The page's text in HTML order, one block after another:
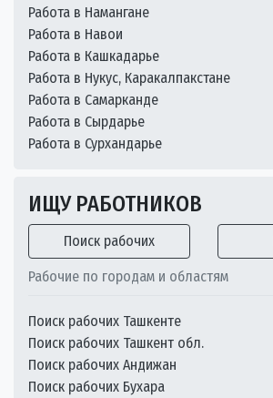
Работа в Намангане
Работа в Навои
Работа в Кашкадарье
Работа в Нукус, Каракалпакстане
Работа в Самарканде
Работа в Сырдарье
Работа в Сурхандарье
ИЩУ РАБОТНИКОВ
Поиск рабочих
Рабочие по городам и областям
Поиск рабочих Ташкенте
Поиск рабочих Ташкент обл.
Поиск рабочих Андижан
Поиск рабочих Бухара